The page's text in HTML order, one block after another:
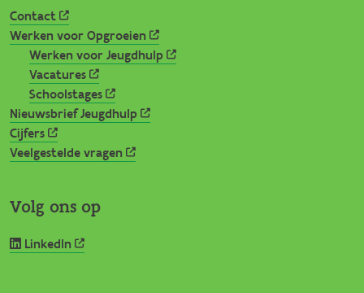
Contact
Werken voor Opgroeien
Werken voor Jeugdhulp
Vacatures
Schoolstages
Nieuwsbrief Jeugdhulp
Cijfers
Veelgestelde vragen
Volg ons op
LinkedIn